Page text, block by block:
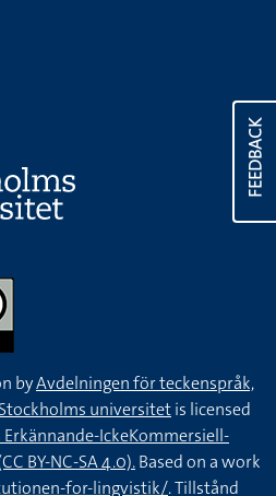
FEEDBACK
byAvdelningen för teckenspråk,
universitetis licensed
IckeKommersiell-
BY-NC-SA 4.0).Based on a work
for-lingvistik/. Tillstånd